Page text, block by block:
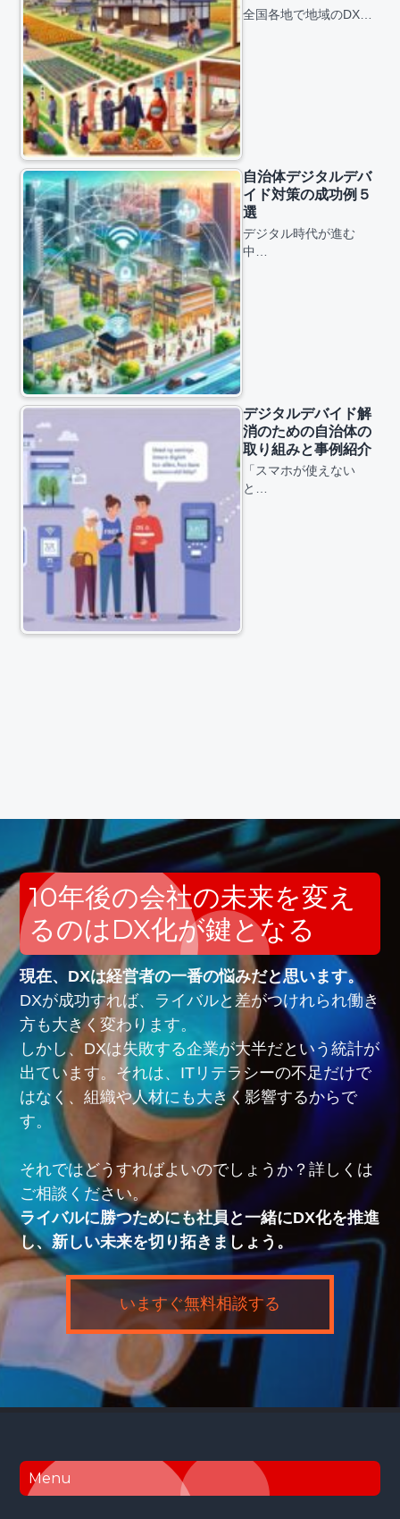
全国各地で地域のDX…
自治体デジタルデバ
イド対策の成功例５
選
デジタル時代が進む
中…
デジタルデバイド解
消のための自治体の
取り組みと事例紹介
「スマホが使えない
と…
10年後の会社の未来を変え
るのはDX化が鍵となる
現在、DXは経営者の一番の悩みだと思います。
DXが成功すれば、ライバルと差がつけれられ働き
方も大きく変わります。
しかし、DXは失敗する企業が大半だという統計が
出ています。それは、ITリテラシーの不足だけで
はなく、組織や人材にも大きく影響するからで
す。
それではどうすればよいのでしょうか？詳しくは
ご相談ください。
ライバルに勝つためにも社員と一緒にDX化を推進
し、新しい未来を切り拓きましょう。
いますぐ無料相談する
Footer
Menu